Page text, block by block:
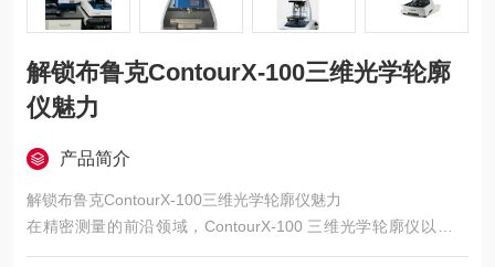
解锁布鲁克ContourX-100三维光学轮廓
仪魅力
产品简介
解锁布鲁克ContourX-100三维光学轮廓仪魅力
在精密测量的前沿领域，ContourX-100 三维光学轮廓仪以其独
特的魅力，为众多专业人士开启了全新的测量视野。下面，让我